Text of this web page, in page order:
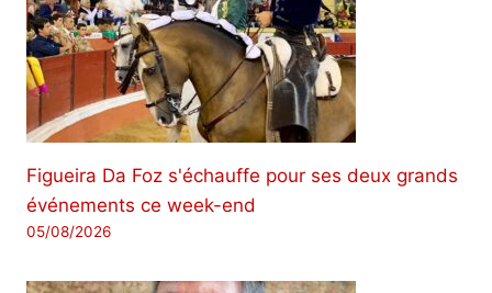
Figueira Da Foz s'échauffe pour ses deux grands
événements ce week-end
05/08/2026